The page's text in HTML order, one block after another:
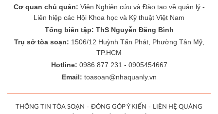
Cơ quan chủ quản: Viện Nghiên cứu và Đào tạo về quản lý -
Liên hiệp các Hội Khoa học và Kỹ thuật Việt Nam
Tổng biên tập: ThS Nguyễn Đăng Bình
Trụ sở tòa soạn: 1506/12 Huỳnh Tấn Phát, Phường Tân Mỹ,
TP.HCM
Hotline: 0986 877 231 - 0905454667
Email: toasoan@nhaquanly.vn
THÔNG TIN TÒA SOẠN - ĐÓNG GÓP Ý KIẾN - LIÊN HỆ QUẢNG